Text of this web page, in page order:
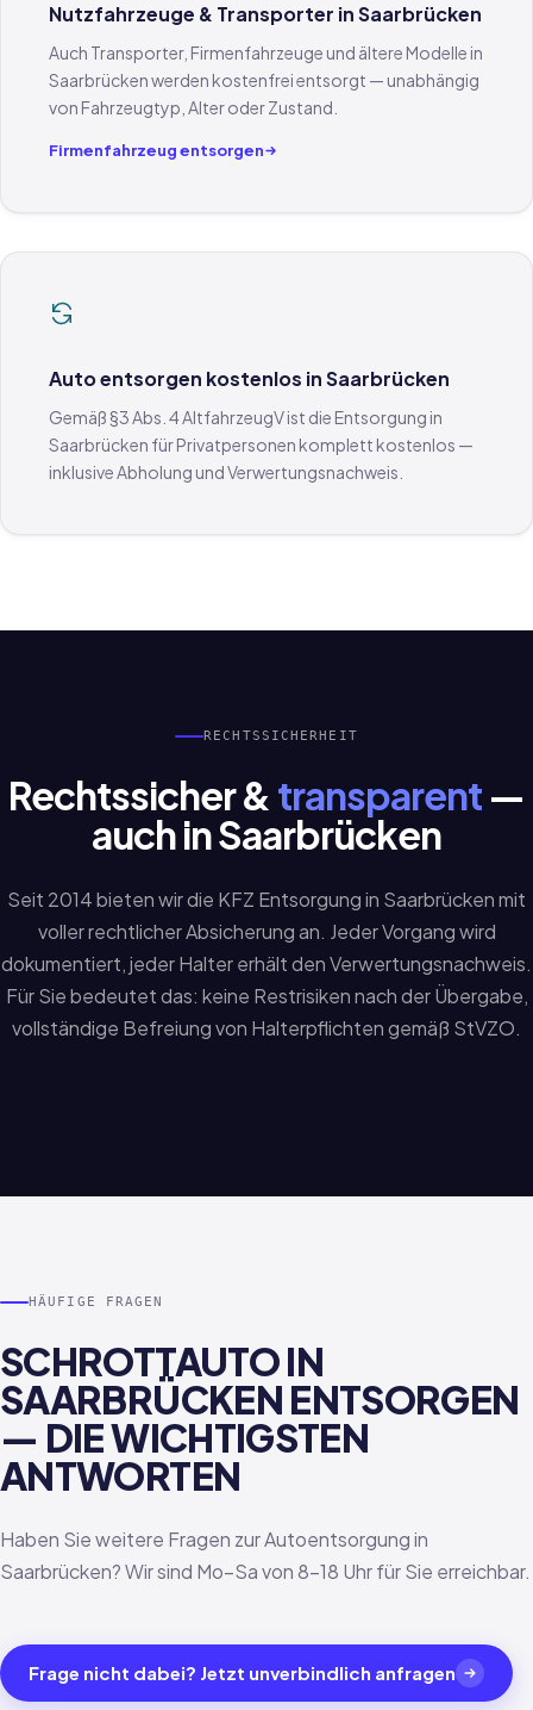
Nutzfahrzeuge & Transporter in Saarbrücken
Auch Transporter, Firmenfahrzeuge und ältere Modelle in
Saarbrücken werden kostenfrei entsorgt — unabhängig
von Fahrzeugtyp, Alter oder Zustand.
Firmenfahrzeug entsorgen
Auto entsorgen kostenlos in Saarbrücken
Gemäß §3 Abs. 4 AltfahrzeugV ist die Entsorgung in
Saarbrücken für Privatpersonen komplett kostenlos —
inklusive Abholung und Verwertungsnachweis.
RECHTSSICHERHEIT
Rechtssicher & transparent—
auch in Saarbrücken
Seit 2014 bieten wir die KFZ Entsorgung in Saarbrücken mit
voller rechtlicher Absicherung an. Jeder Vorgang wird
dokumentiert, jeder Halter erhält den Verwertungsnachweis.
Für Sie bedeutet das: keine Restrisiken nach der Übergabe,
vollständige Befreiung von Halterpflichten gemäß StVZO.
HÄUFIGE FRAGEN
SCHROTTAUTO IN
SAARBRÜCKEN ENTSORGEN
— DIE WICHTIGSTEN
ANTWORTEN
Haben Sie weitere Fragen zur Autoentsorgung in
Saarbrücken? Wir sind Mo–Sa von 8–18 Uhr für Sie erreichbar.
Frage nicht dabei? Jetzt unverbindlich anfragen